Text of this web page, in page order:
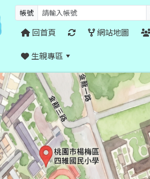
帳號
回首頁 網站地圖
生親專區